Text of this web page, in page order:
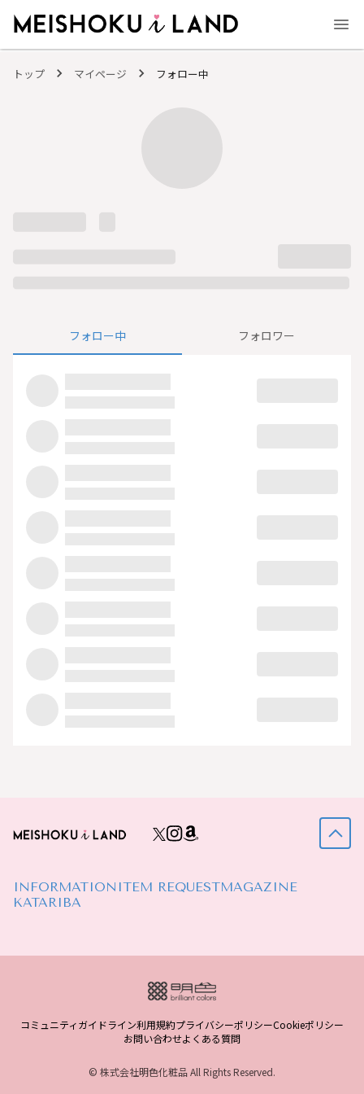
トップ マイページ フォロー中
フォロー中 フォロワー
INFORMATION ITEM REQUESTMAGAZINE
KATARIBA
コミュニティガイドライン利用規約プライバシーポリシーCookieポリシー
お問い合わせよくある質問
© 株式会社明色化粧品 All Rights Reserved.